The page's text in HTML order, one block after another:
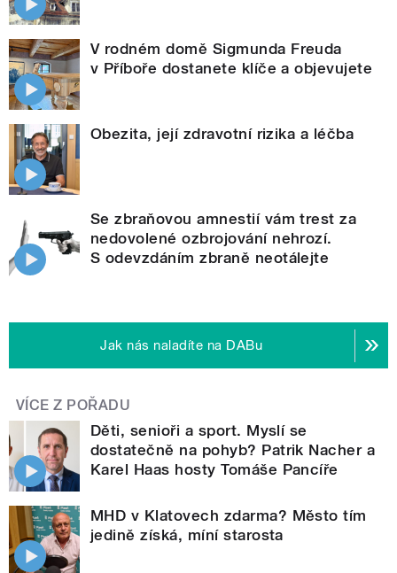
V rodném domě Sigmunda Freuda
v Příboře dostanete klíče a objevujete
Obezita, její zdravotní rizika a léčba
Se zbraňovou amnestií vám trest za
nedovolené ozbrojování nehrozí.
S odevzdáním zbraně neotálejte
Jak nás naladíte na DABu
VÍCE Z POŘADU
Děti, senioři a sport. Myslí se
dostatečně na pohyb? Patrik Nacher a
Karel Haas hosty Tomáše Pancíře
MHD v Klatovech zdarma? Město tím
jedině získá, míní starosta